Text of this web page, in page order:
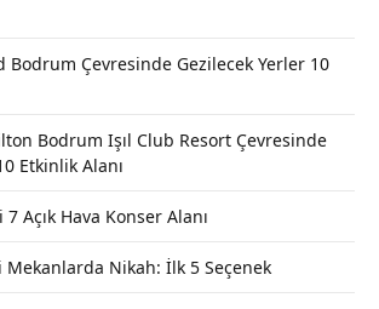
Bodrum Çevresinde Gezilecek Yerler 10
Bodrum Işıl Club Resort Çevresinde
Etkinlik Alanı
Açık Hava Konser Alanı
Mekanlarda Nikah: İlk 5 Seçenek